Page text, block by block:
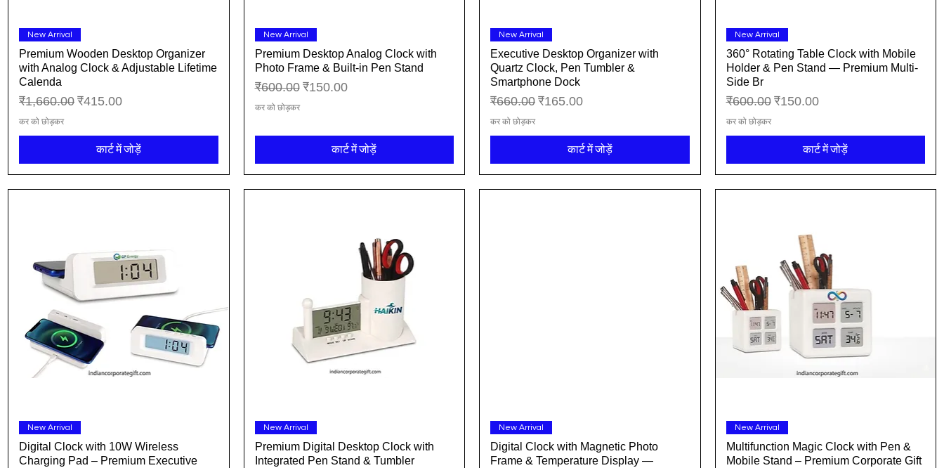
New Arrival
Premium Wooden Desktop Organizer
with Analog Clock & Adjustable Lifetime
Calenda
नियमित मूल्य
₹1,660.00 बिक्री मूल्य
₹415.00
कर को छोड़कर
कार्ट में जोड़ें
New Arrival
Premium Desktop Analog Clock with
Photo Frame & Built-in Pen Stand
नियमित मूल्य
₹600.00 बिक्री मूल्य
₹150.00
कर को छोड़कर
कार्ट में जोड़ें
New Arrival
Executive Desktop Organizer with
Quartz Clock, Pen Tumbler &
Smartphone Dock
नियमित मूल्य
₹660.00 बिक्री मूल्य
₹165.00
कर को छोड़कर
कार्ट में जोड़ें
New Arrival
360° Rotating Table Clock with Mobile
Holder & Pen Stand — Premium Multi-
Side Br
नियमित मूल्य
₹600.00 बिक्री मूल्य
₹150.00
कर को छोड़कर
कार्ट में जोड़ें
New Arrival
Digital Clock with 10W Wireless
Charging Pad – Premium Executive
New Arrival
Premium Digital Desktop Clock with
Integrated Pen Stand & Tumbler
New Arrival
Digital Clock with Magnetic Photo
Frame & Temperature Display —
New Arrival
Multifunction Magic Clock with Pen &
Mobile Stand – Premium Corporate Gift